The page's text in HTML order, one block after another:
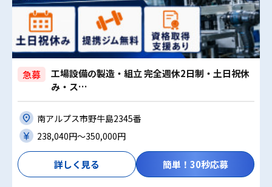
急募
工場設備の製造・組立 完全週休2日制・土日祝休
み・ス…
南アルプス市野牛島2345番
238,040円〜350,000円
詳しく見る 簡単！30秒応募